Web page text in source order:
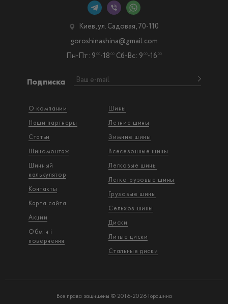
О компании
Наши партнеры
Статьи
Шиномонтаж
Шинный
калькулятор
Контакты
Карта сайта
Акции
Обмін і
повернення
Шины
Летние шины
Зимние шины
Всесезонные шины
Легковые шины
Легкогрузовые шины
Грузовые шины
Сельхоз шины
Диски
Литые диски
Стальные диски
Подписка
Киев, ул. Садовая, 70-110
Пн-Пт: 9 00-18 00 Сб-Вс: 9 00-16 00
goroshinashina@gmail.com
Все права защищены © 2016-2026 Горошина